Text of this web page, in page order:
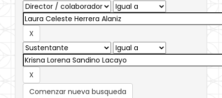
Comenzar nueva busqueda